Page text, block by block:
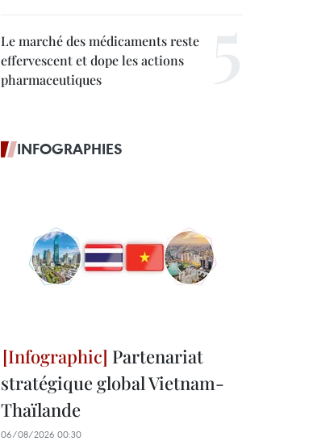
Le marché des médicaments reste
effervescent et dope les actions
pharmaceutiques
INFOGRAPHIES
Partenariat
stratégique global Vietnam-
Thaïlande
06/08/2026 00:30